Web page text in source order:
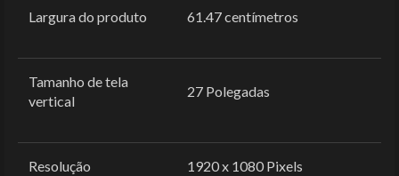
Largura do produto ‎61.47 centímetros
Tamanho de tela
vertical
‎27 Polegadas
Resolução ‎1920 x 1080 Pixels